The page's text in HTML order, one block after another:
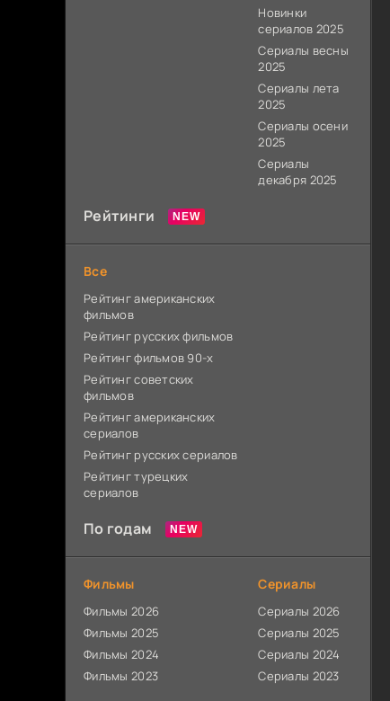
Новинки
сериалов 2025
Сериалы весны
2025
Сериалы лета
2025
Сериалы осени
2025
Сериалы
декабря 2025
Рейтинги
Все
Рейтинг американских
фильмов
Рейтинг русских фильмов
Рейтинг фильмов 90-х
Рейтинг советских
фильмов
Рейтинг американских
сериалов
Рейтинг русских сериалов
Рейтинг турецких
сериалов
По годам
Фильмы
Фильмы 2026
Фильмы 2025
Фильмы 2024
Фильмы 2023
Сериалы
Сериалы 2026
Сериалы 2025
Сериалы 2024
Сериалы 2023